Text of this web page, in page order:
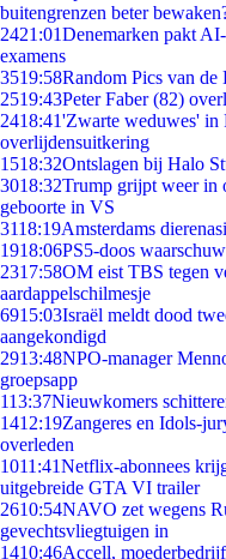
buitengrenzen beter
2421:01Denemarken pakt
examens
3519:58Random Pics van de
2519:43Peter Faber (82)
2418:41'Zwarte weduwes' in
overlijdensuitkering
1518:32Ontslagen bij Halo
3018:32Trump grijpt weer in
geboorte in VS
3118:19Amsterdams
1918:06PS5-doos
2317:58OM eist TBS tegen
aardappelschilmesje
6915:03Israël meldt dood
aangekondigd
2913:48NPO-manager
groepsapp
113:37Nieuwkomers
1412:19Zangeres en Idols-
overleden
1011:41Netflix-abonnees
uitgebreide GTA VI trailer
2610:54NAVO zet wegens
gevechtsvliegtuigen in
1410:46Accell,